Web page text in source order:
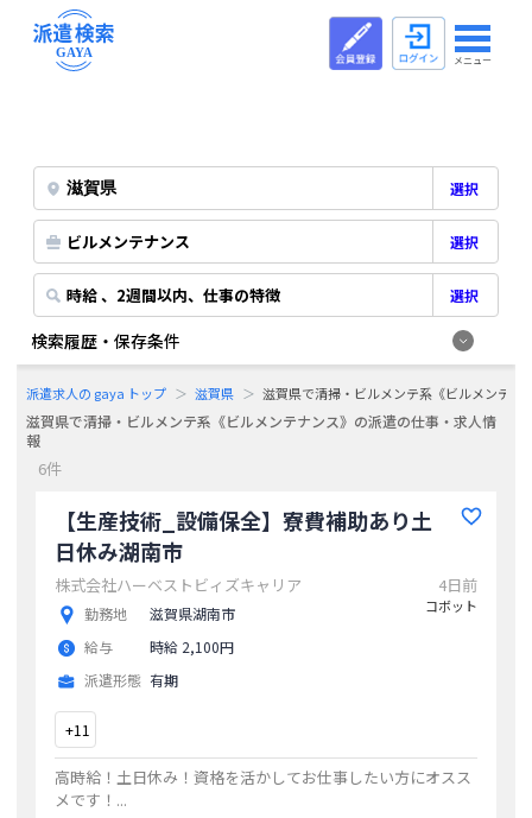
メニュー
選択
ビルメンテナンス 選択
時給 、2週間以内、仕事の特徴 選択
検索履歴・保存条件
派遣求人の gaya トップ 滋賀県 滋賀県で清掃・ビルメンテ系《ビルメンテナ
滋賀県で清掃・ビルメンテ系《ビルメンテナンス》の派遣の仕事・求人情
報
6件
【生産技術_設備保全】寮費補助あり土
日休み湖南市
株式会社ハーベストビィズキャリア
勤務地
滋賀県湖南市
給与
時給 2,100円
派遣形態 有期
4日前
コボット
+11
高時給！土日休み！資格を活かしてお仕事したい方にオスス
メです！ ...